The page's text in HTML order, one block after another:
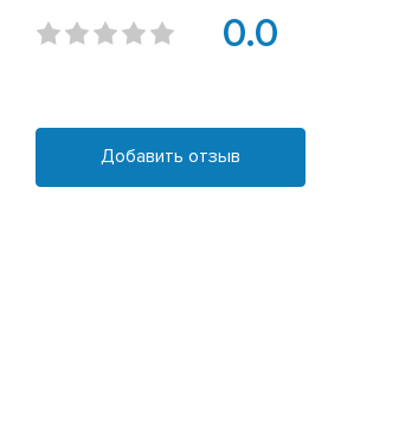
0.0
Добавить отзыв